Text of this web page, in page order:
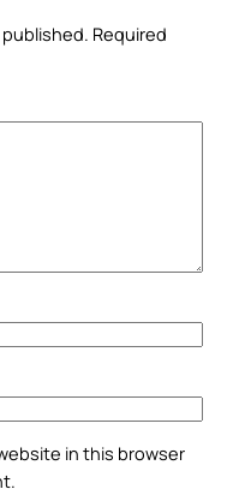
published. Required
in this browser